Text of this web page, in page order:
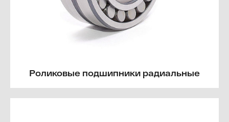
Роликовые подшипники радиальные